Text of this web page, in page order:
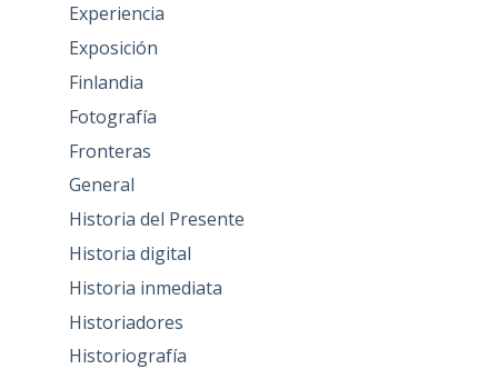
Experiencia
Exposición
Finlandia
Fotografía
Fronteras
General
Historia del Presente
Historia digital
Historia inmediata
Historiadores
Historiografía